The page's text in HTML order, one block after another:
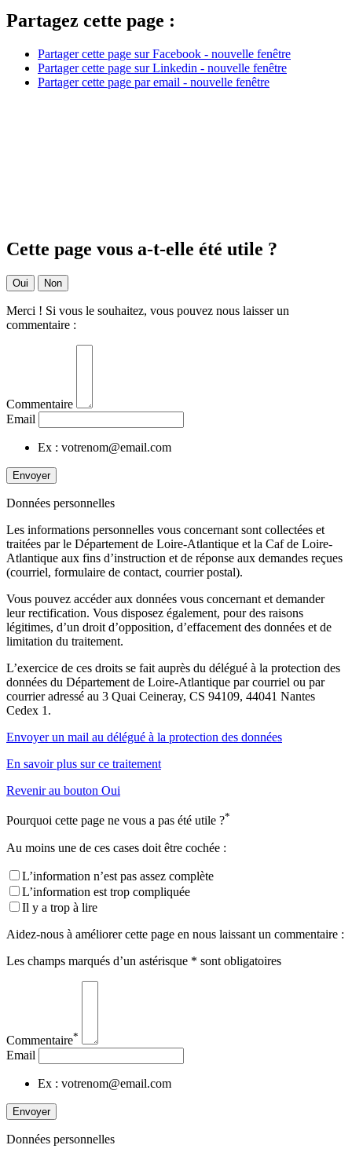
Partagez cette page :
Partager cette page sur Facebook - nouvelle fenêtre
Partager cette page sur Linkedin - nouvelle fenêtre
Partager cette page par email - nouvelle fenêtre
Cette page vous a-t-elle été utile ?
Oui Non
Merci ! Si vous le souhaitez, vous pouvez nous laisser un
commentaire :
Commentaire
Email
Ex : votrenom@email.com
Envoyer
Données personnelles
Les informations personnelles vous concernant sont collectées et
traitées par le Département de Loire-Atlantique et la Caf de Loire-
Atlantique aux fins d’instruction et de réponse aux demandes reçues
(courriel, formulaire de contact, courrier postal).
Vous pouvez accéder aux données vous concernant et demander
leur rectification. Vous disposez également, pour des raisons
légitimes, d’un droit d’opposition, d’effacement des données et de
limitation du traitement.
L’exercice de ces droits se fait auprès du délégué à la protection des
données du Département de Loire-Atlantique par courriel ou par
courrier adressé au 3 Quai Ceineray, CS 94109, 44041 Nantes
Cedex 1.
Envoyer un mail au délégué à la protection des données
En savoir plus sur ce traitement
Revenir au bouton Oui
Pourquoi cette page ne vous a pas été utile ?*
Au moins une de ces cases doit être cochée :
L’information n’est pas assez complète
L’information est trop compliquée
Il y a trop à lire
Aidez-nous à améliorer cette page en nous laissant un commentaire :
Les champs marqués d’un astérisque * sont obligatoires
Commentaire*
Email
Ex : votrenom@email.com
Envoyer
Données personnelles